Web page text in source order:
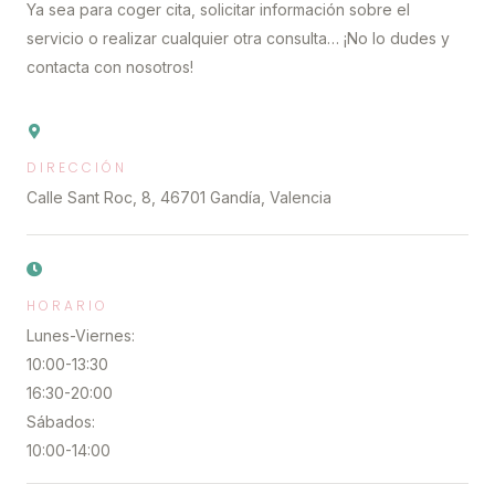
Ya sea para coger cita, solicitar información sobre el
servicio o realizar cualquier otra consulta… ¡No lo dudes y
contacta con nosotros!
DIRECCIÓN
Calle Sant Roc, 8, 46701 Gandía, Valencia
HORARIO
Lunes-Viernes:
10:00-13:30
16:30-20:00
Sábados:
10:00-14:00